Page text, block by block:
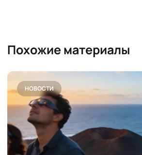
Похожие материалы
НОВОСТИ